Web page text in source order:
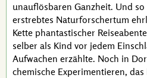
unauflösbaren Ganzheit. Und
erstrebtes Naturforschertum
Kette phantastischer
selber als Kind vor jedem
Aufwachen erzählte. Noch in
chemische Experimentieren,